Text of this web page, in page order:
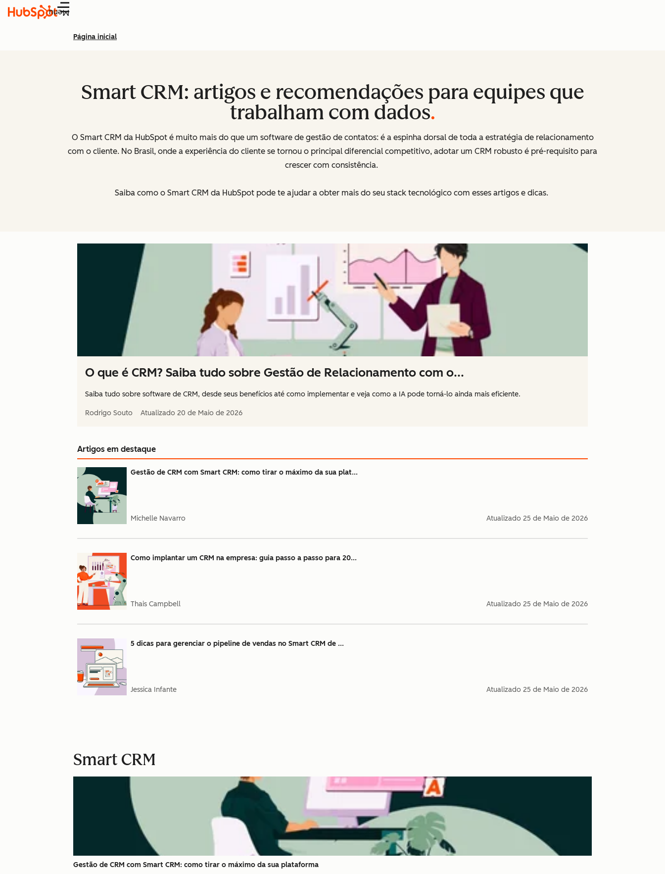
Menu
Página inicial
Smart CRM: artigos e recomendações para equipes que
trabalham com dados
O Smart CRM da HubSpot é muito mais do que um software de gestão de contatos: é a espinha dorsal de toda a estratégia de relacionamento
com o cliente. No Brasil, onde a experiência do cliente se tornou o principal diferencial competitivo, adotar um CRM robusto é pré-requisito para
crescer com consistência.
Saiba como o Smart CRM da HubSpot pode te ajudar a obter mais do seu stack tecnológico com esses artigos e dicas.
O que é CRM? Saiba tudo sobre Gestão de Relacionamento com o...
Saiba tudo sobre software de CRM, desde seus benefícios até como implementar e veja como a IA pode torná-lo ainda mais eficiente.
Rodrigo Souto Atualizado 20 de Maio de 2026
Artigos em destaque
Gestão de CRM com Smart CRM: como tirar o máximo da sua plat...
Michelle Navarro Atualizado 25 de Maio de 2026
Como implantar um CRM na empresa: guia passo a passo para 20...
Thais Campbell Atualizado 25 de Maio de 2026
5 dicas para gerenciar o pipeline de vendas no Smart CRM de ...
Jessica Infante Atualizado 25 de Maio de 2026
Smart CRM
Gestão de CRM com Smart CRM: como tirar o máximo da sua plataforma